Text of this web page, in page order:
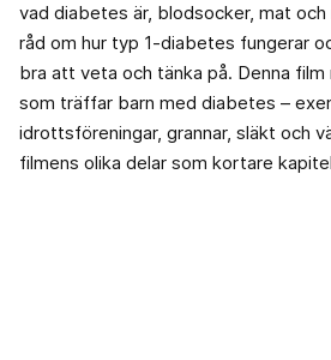
vad diabetes är, blodsocker, mat
råd om hur typ 1-diabetes fungerar
bra att veta och tänka på. Denna film
som träffar barn med diabetes –
idrottsföreningar, grannar, släkt och
filmens olika delar som kortare